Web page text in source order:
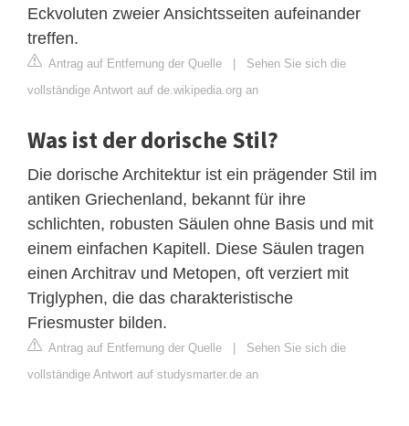
Eckvoluten zweier Ansichtsseiten aufeinander
treffen.
Antrag auf Entfernung der Quelle
Sehen Sie sich die
vollständige Antwort auf de.wikipedia.org an
Was ist der dorische Stil?
Die dorische Architektur ist ein prägender Stil im
antiken Griechenland, bekannt für ihre
schlichten, robusten Säulen ohne Basis und mit
einem einfachen Kapitell. Diese Säulen tragen
einen Architrav und Metopen, oft verziert mit
Triglyphen, die das charakteristische
Friesmuster bilden.
Antrag auf Entfernung der Quelle
Sehen Sie sich die
vollständige Antwort auf studysmarter.de an